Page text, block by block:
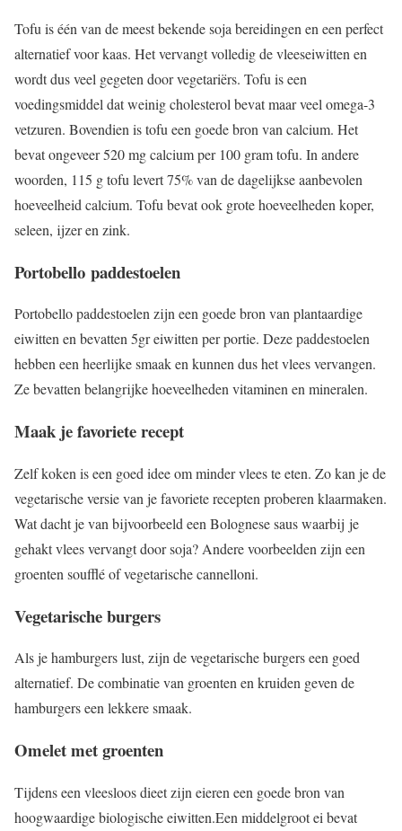
Tofu is één van de meest bekende soja bereidingen en een perfect
alternatief voor kaas. Het vervangt volledig de vleeseiwitten en
wordt dus veel gegeten door vegetariërs. Tofu is een
voedingsmiddel dat weinig cholesterol bevat maar veel omega-3
vetzuren. Bovendien is tofu een goede bron van calcium. Het
bevat ongeveer 520 mg calcium per 100 gram tofu. In andere
woorden, 115 g tofu levert 75% van de dagelijkse aanbevolen
hoeveelheid calcium. Tofu bevat ook grote hoeveelheden koper,
seleen, ijzer en zink.
Portobello paddestoelen
Portobello paddestoelen zijn een goede bron van plantaardige
eiwitten en bevatten 5gr eiwitten per portie. Deze paddestoelen
hebben een heerlijke smaak en kunnen dus het vlees vervangen.
Ze bevatten belangrijke hoeveelheden vitaminen en mineralen.
Maak je favoriete recept
Zelf koken is een goed idee om minder vlees te eten. Zo kan je de
vegetarische versie van je favoriete recepten proberen klaarmaken.
Wat dacht je van bijvoorbeeld een Bolognese saus waarbij je
gehakt vlees vervangt door soja? Andere voorbeelden zijn een
groenten soufflé of vegetarische cannelloni.
Vegetarische burgers
Als je hamburgers lust, zijn de vegetarische burgers een goed
alternatief. De combinatie van groenten en kruiden geven de
hamburgers een lekkere smaak.
Omelet met groenten
Tijdens een vleesloos dieet zijn eieren een goede bron van
hoogwaardige biologische eiwitten.Een middelgroot ei bevat